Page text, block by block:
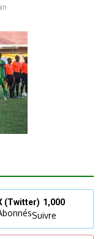
(Twitter) 1,000
Suivre